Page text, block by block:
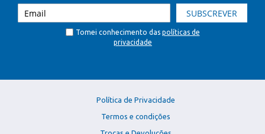
SUBSCREVER
Tomei conhecimento das políticas de
privacidade
Política de Privacidade
Termos e condições